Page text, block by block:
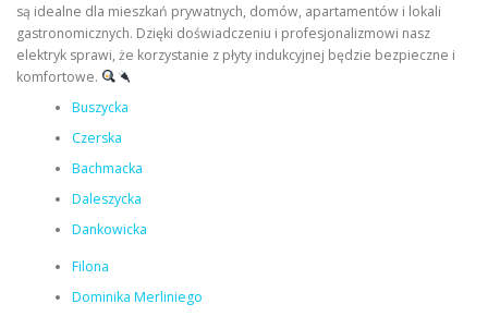
są idealne dla mieszkań prywatnych, domów, apartamentów i lokali
gastronomicznych. Dzięki doświadczeniu i profesjonalizmowi nasz
elektryk sprawi, że korzystanie z płyty indukcyjnej będzie bezpieczne i
komfortowe.
Buszycka
Czerska
Bachmacka
Daleszycka
Dankowicka
Filona
Dominika Merliniego